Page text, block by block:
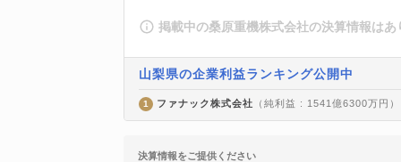
掲載中の桑原重機株式会社の決算情報はあ
山梨県の企業利益ランキング公開中
1 ファナック株式会社 （純利益 : 1541億6300万円）
決算情報をご提供ください